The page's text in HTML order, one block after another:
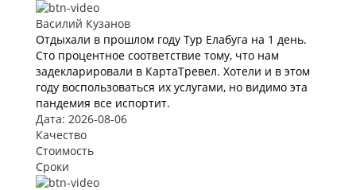
Василий Кузанов
Отдыхали в прошлом году Тур Елабуга на 1 день.
Сто процентное соответствие тому, что нам
задекларировали в КартаТревел. Хотели и в этом
году воспользоваться их услугами, но видимо эта
пандемия все испортит.
Дата: 2026-08-06
Качество
Стоимость
Сроки